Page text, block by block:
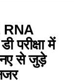
RNA
परीक्षा में
से जुड़े